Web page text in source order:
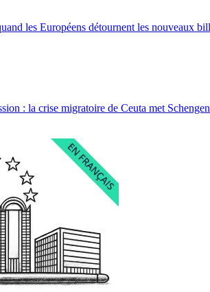
les Européens détournent les nouveaux
: la crise migratoire de Ceuta met